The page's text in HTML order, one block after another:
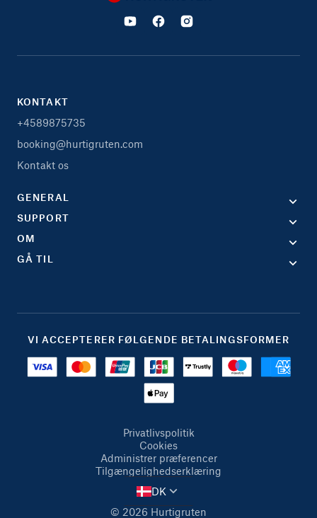
KONTAKT
+4589875735
booking@hurtigruten.com
Kontakt os
GENERAL
SUPPORT
OM
GÅ TIL
VI ACCEPTERER FØLGENDE BETALINGSFORMER
Privatlivspolitik
Cookies
Administrer præferencer
Tilgængelighedserklæring
© 2026 Hurtigruten
DK